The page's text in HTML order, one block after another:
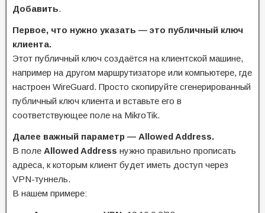
Добавить.
Первое, что нужно указать — это публичный ключ
клиента.
Этот публичный ключ создаётся на клиентской машине,
например на другом маршрутизаторе или компьютере, где
настроен WireGuard. Просто скопируйте сгенерированный
публичный ключ клиента и вставьте его в
соответствующее поле на MikroTik.
Далее важный параметр — Allowed Address.
В поле Allowed Address нужно правильно прописать
адреса, к которым клиент будет иметь доступ через
VPN-туннель.
В нашем примере: